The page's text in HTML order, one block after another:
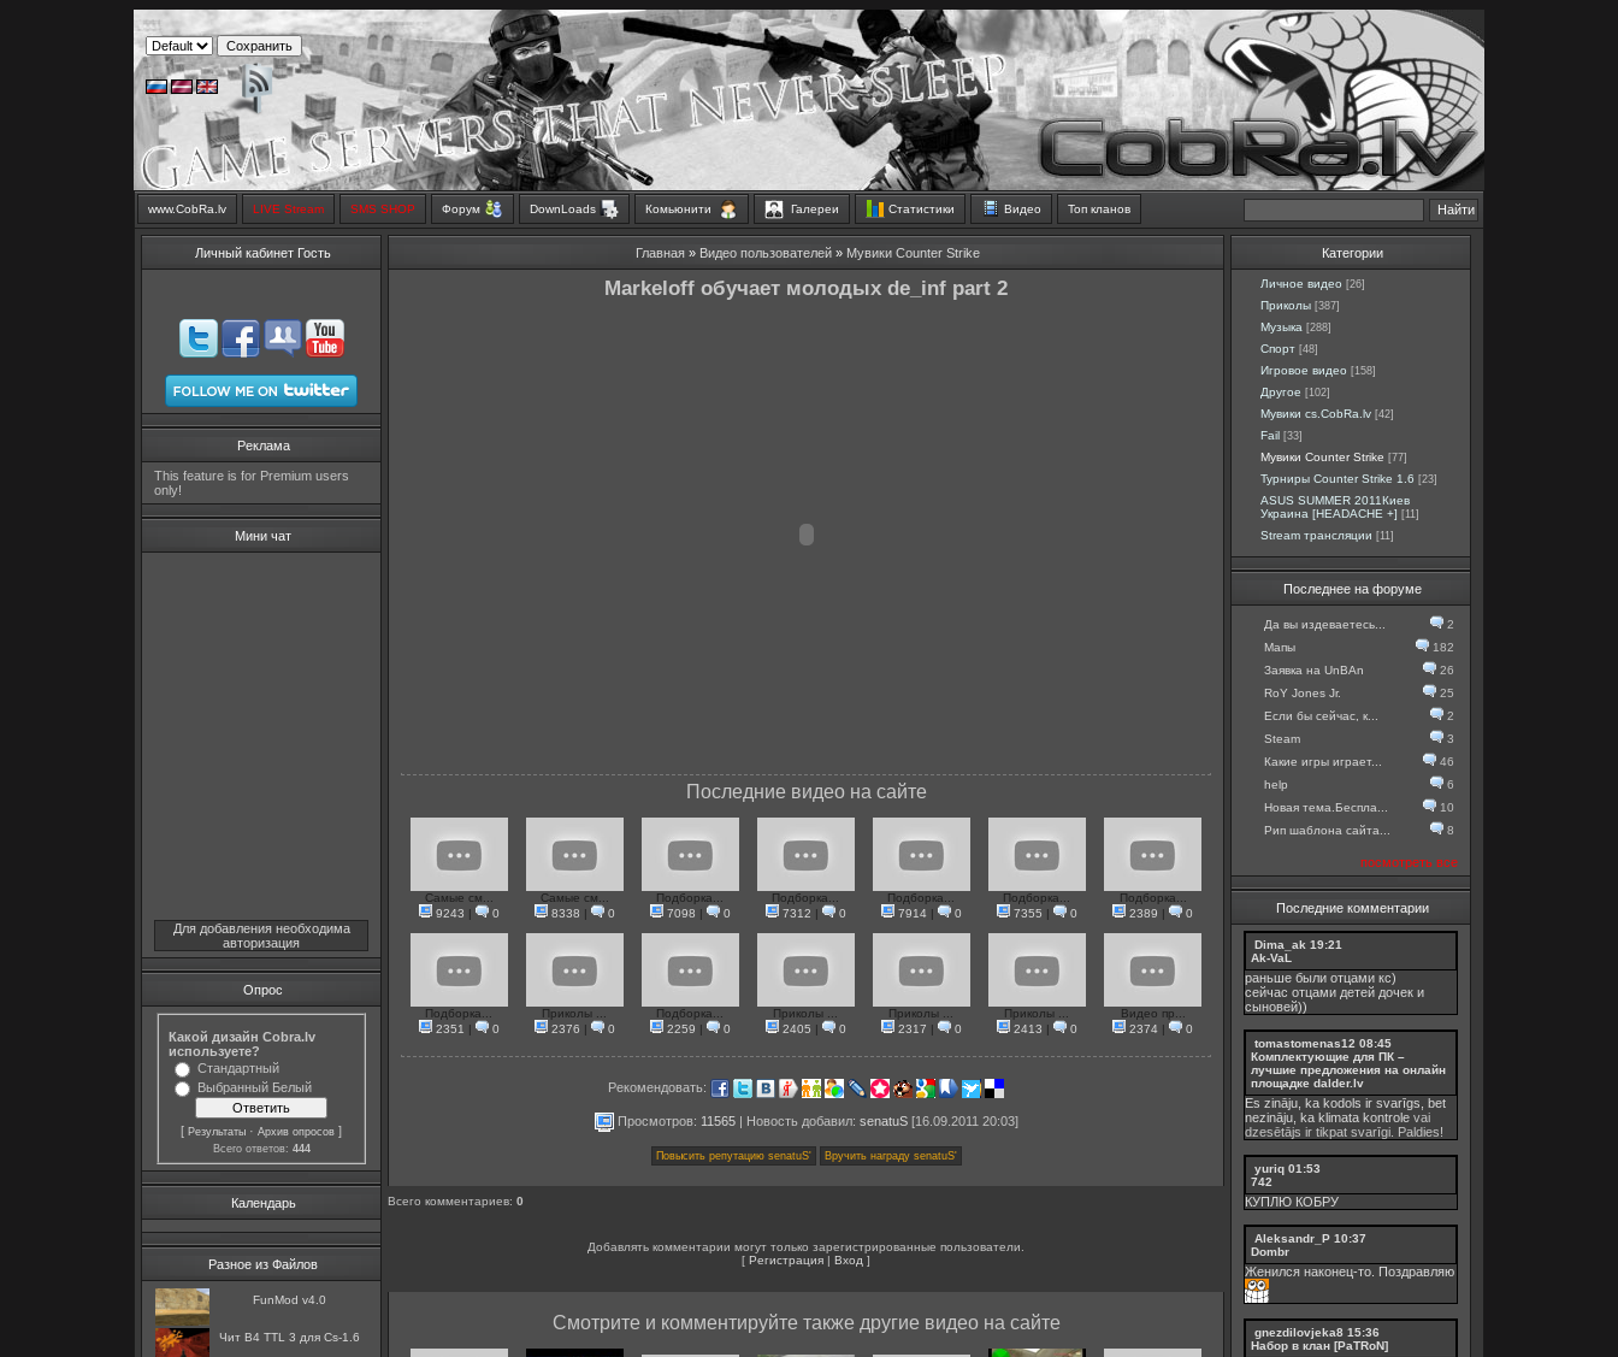
www.CobRa.lv LIVE Stream SMS SHOP Форум DownLoads Комьюнити Галереи Статистики Видео Топ кланов
Личный кабинет Гость
Реклама
This feature is for Premium users
only!
Мини чат
Для добавления необходима
авторизация
Опрос
Какой дизайн Cobra.lv
используете?
Стандартный
Выбранный Белый
[ Результаты · Архив опросов ]
Всего ответов: 444
Календарь
Разное из Файлов
FunMod v4.0
Чит B4 TTL 3 для Cs-1.6
Главная » Видео пользователей » Мувики Counter Strike
Markeloff обучает молодых de_inf part 2
Последние видео на сайте
Самые см...
9243 | 0
Самые см...
8338 | 0
Подборка...
7098 | 0
Подборка...
7312 | 0
Подборка...
7914| 0
Подборка...
7355 | 0
Подборка...
2389 | 0
Подборка...
2351 | 0
Приколы ...
2376 | 0
Подборка...
2259 | 0
Приколы ...
2405 | 0
Приколы ...
2317 | 0
Приколы ...
2413 | 0
Видео пр...
2374 | 0
Рекомендовать:
Просмотров: 11565| Новость добавил: senatuS[16.09.2011 20:03]
Всего комментариев: 0
Добавлять комментарии могут только зарегистрированные пользователи.
[ Регистрация | Вход ]
Смотрите и комментируйте также другие видео на сайте
Категории
Личное видео [26]
Приколы [387]
Музыка [288]
Спорт [48]
Игровое видео [158]
Другое [102]
Мувики cs.CobRa.lv [42]
Fail [33]
Мувики Counter Strike [77]
Турниры Counter Strike 1.6 [23]
ASUS SUMMER 2011Киев
Украина [HEADACHE +] [11]
Stream трансляции [11]
Последнее на форуме
Да вы издеваетесь...
2
Мапы
182
Заявка на UnBAn
26
RoY Jones Jr.
25
Если бы сейчас, к...
2
Steam
3
Какие игры играет...
46
help
6
Новая тема.Беспла...
10
Рип шаблона сайта...
8
посмотреть все
Последние комментарии
Dima_ak 19:21
Ak-VaL
раньше были отцами кс)
сейчас отцами детей дочек и
сыновей))
tomastomenas12 08:45
Комплектующие для ПК –
лучшие предложения на онлайн
площадке dalder.lv
Es zināju, ka kodols ir svarīgs, bet
nezināju, ka klimata kontrole vai
dzesētājs ir tikpat svarīgi. Paldies!
yuriq 01:53
742
КУПЛЮ КОБРУ
Aleksandr_P 10:37
Dombr
Женился наконец-то. Поздравляю
gnezdilovjeka8 15:36
Набор в клан [PaTRoN]